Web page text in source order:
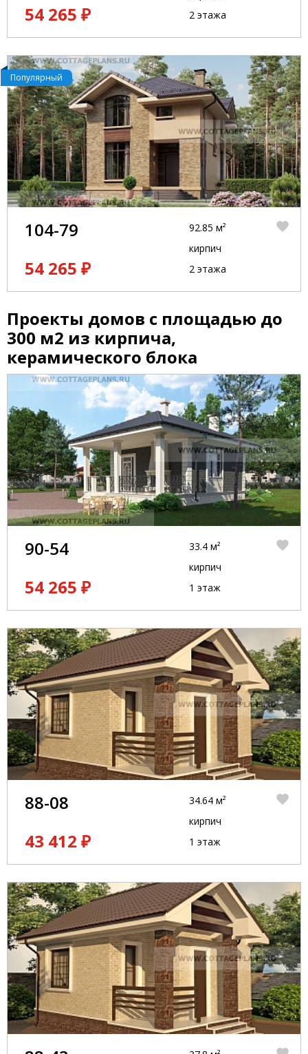
54 265 ₽
2 этажа
Популярный
104-79
54 265 ₽
92.85 м²
кирпич
2 этажа
Проекты домов с площадью до
300 м2 из кирпича,
керамического блока
90-54
54 265 ₽
33.4 м²
кирпич
1 этаж
88-08
43 412 ₽
34.64 м²
кирпич
1 этаж